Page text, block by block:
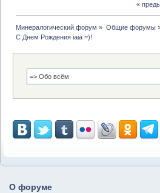
«
Минералогический форум » Общие форумы
С Днем Рождения iaia =)!
О форуме